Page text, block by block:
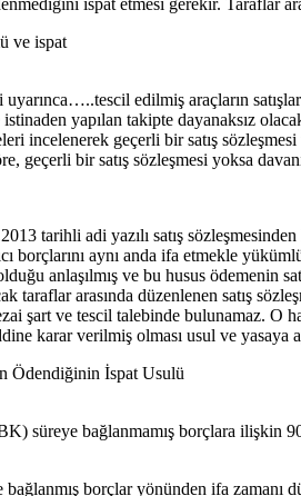
ispat etmesi gerekir. Taraflar
ve ispat
edilmiş araçların
yapılan takipte dayanaksız
incelenerek geçerli bir satış
geçerli bir satış sözleşmesi yoksa
tarihli adi yazılı satış
borçlarını aynı anda ifa etmekle
anlaşılmış ve bu husus ödemenin
taraflar arasında düzenlenen satış
şart ve tescil talebinde bulunamaz. O
karar verilmiş olması usul ve yasaya
Ödendiğinin İspat Usulü
süreye bağlanmamış borçlara ilişkin
borçlar yönünden ifa